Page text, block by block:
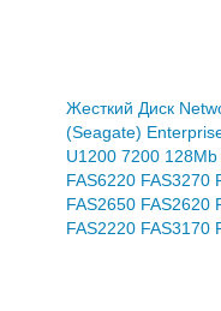
Жесткий Диск
(Seagate)
U1200 7200
FAS6220 FAS3270
FAS2650 FAS2620
FAS2220 FAS3170